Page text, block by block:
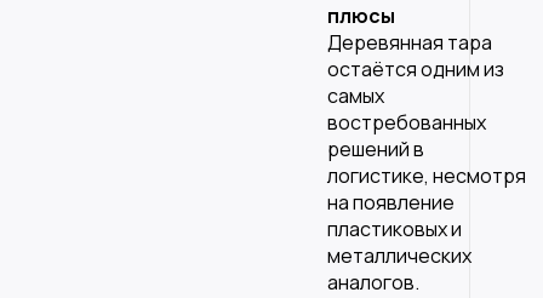
плюсы
Деревянная тара
остаётся одним из
самых
востребованных
решений в
логистике, несмотря
на появление
пластиковых и
металлических
аналогов.